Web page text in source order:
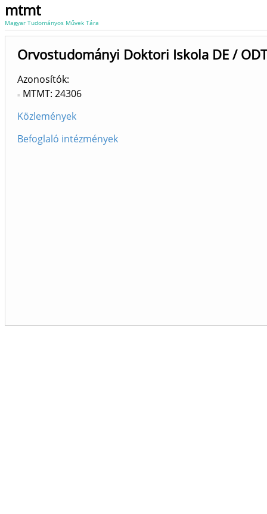
mtmt
Magyar Tudományos Művek Tára
Orvostudományi Doktori Iskola DE /
Azonosítók
MTMT: 24306
Közlemények
Befoglaló intézmények